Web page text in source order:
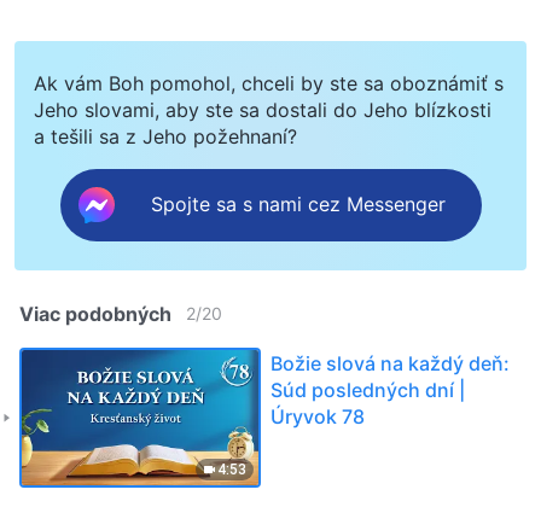
Ak vám Boh pomohol, chceli by ste sa oboznámiť s
Jeho slovami, aby ste sa dostali do Jeho blízkosti
a tešili sa z Jeho požehnaní?
Spojte sa s nami cez Messenger
Viac podobných 2/20
4:53
Božie slová na každý deň:
Súd posledných dní |
Úryvok 78